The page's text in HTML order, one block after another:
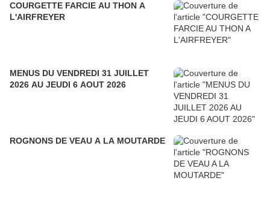
COURGETTE FARCIE AU THON A
L'AIRFREYER
MENUS DU VENDREDI 31 JUILLET
2026 AU JEUDI 6 AOUT 2026
ROGNONS DE VEAU A LA MOUTARDE